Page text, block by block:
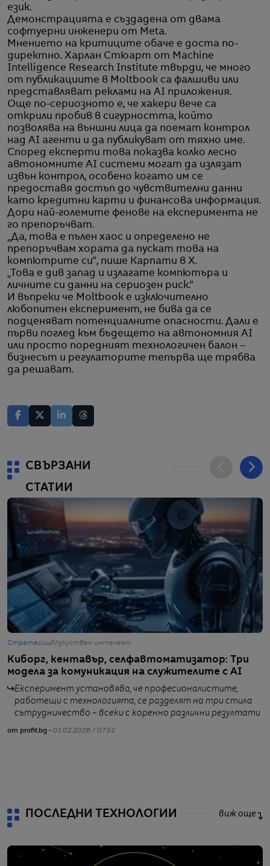
език.
Демонстрацията е създадена от двама
софтуерни инженери от Meta.
Мнението на критиците обаче е доста по-
директно. Харлан Стюарт от Machine
Intelligence Research Institute твърди, че много
от публикациите в Moltbook са фалшиви или
представляват реклами на AI приложения.
Още по-сериозното е, че хакери вече са
открили пробив в сигурността, който
позволява на външни лица да поемат контрол
над AI агенти и да публикуват от тяхно име.
Според експерти това показва колко лесно
автономните AI системи могат да излязат
извън контрол, особено когато им се
предоставя достъп до чувствителни данни
като кредитни карти и финансова информация.
Дори най-големите фенове на експеримента не
го препоръчват.
„Да, това е пълен хаос и определено не
препоръчвам хората да пускат това на
компютрите си“, пише Карпати в X.
„Това е див запад и излагате компютъра и
личните си данни на сериозен риск.“
И въпреки че Moltbook е изключително
любопитен експеримент, не бива да се
подценяват потенциалните опасности. Дали е
първи поглед към бъдещето на автономния AI
или просто поредният технологичен балон –
бизнесът и регулаторите тепърва ще трябва
да решават.
СВЪРЗАНИ
СТАТИИ
Стратегии/Изкуствен интелект
Киборг, кентавър, селфавтоматизатор: Три
модела за комуникация на служителите с AI
Експеримент установява, че професионалистите,
работещи с технологията, се разделят на три стила
сътрудничество – всеки с коренно различни резултати
от profit.bg - 01.02.2026 / 07:52
ПОСЛЕДНИ ТЕХНОЛОГИИ виж още